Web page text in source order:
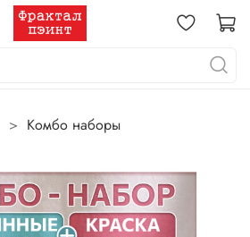
Комбо наборы